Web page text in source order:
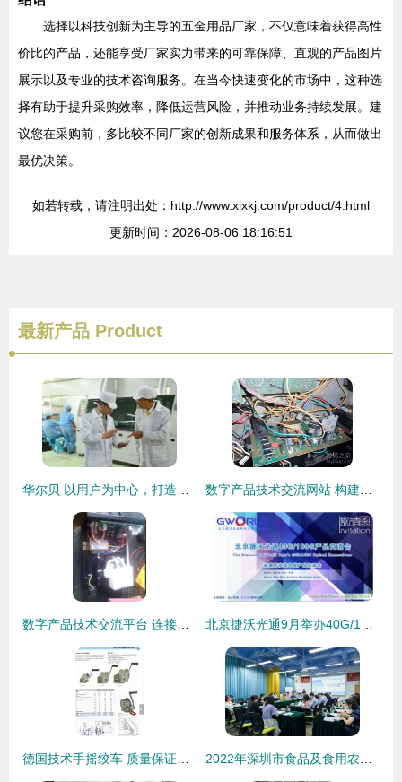
选择以科技创新为主导的五金用品厂家，不仅意味着获得高性
价比的产品，还能享受厂家实力带来的可靠保障、直观的产品图片
展示以及专业的技术咨询服务。在当今快速变化的市场中，这种选
择有助于提升采购效率，降低运营风险，并推动业务持续发展。建
议您在采购前，多比较不同厂家的创新成果和服务体系，从而做出
最优决策。
如若转载，请注明出处：http://www.xixkj.com/product/4.html
更新时间：2026-08-06 18:16:51
最新产品 Product